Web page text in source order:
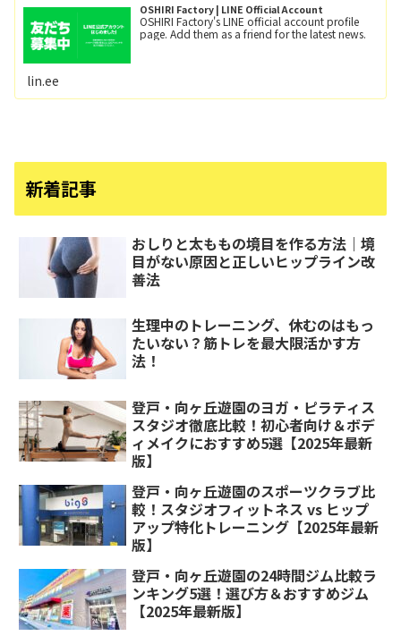
OSHIRI Factory | LINE Official Account
OSHIRI Factory's LINE official account profile
page. Add them as a friend for the latest news.
lin.ee
新着記事
おしりと太ももの境目を作る方法｜境
目がない原因と正しいヒップライン改
善法
生理中のトレーニング、休むのはもっ
たいない？筋トレを最大限活かす方
法！
登戸・向ヶ丘遊園のヨガ・ピラティス
スタジオ徹底比較！初心者向け＆ボデ
ィメイクにおすすめ5選【2025年最新
版】
登戸・向ヶ丘遊園のスポーツクラブ比
較！スタジオフィットネス vs ヒップ
アップ特化トレーニング【2025年最新
版】
登戸・向ヶ丘遊園の24時間ジム比較ラ
ンキング5選！選び方＆おすすめジム
【2025年最新版】